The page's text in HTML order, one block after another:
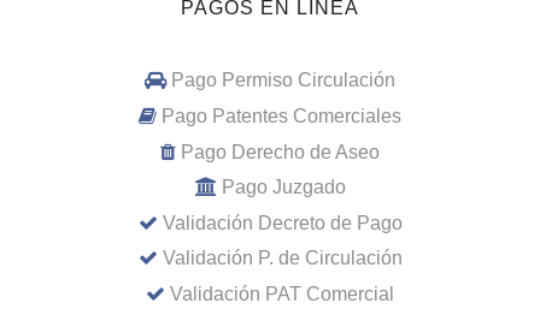
PAGOS EN LINEA
Pago Permiso Circulación
Pago Patentes Comerciales
Pago Derecho de Aseo
Pago Juzgado
Validación Decreto de Pago
Validación P. de Circulación
Validación PAT Comercial